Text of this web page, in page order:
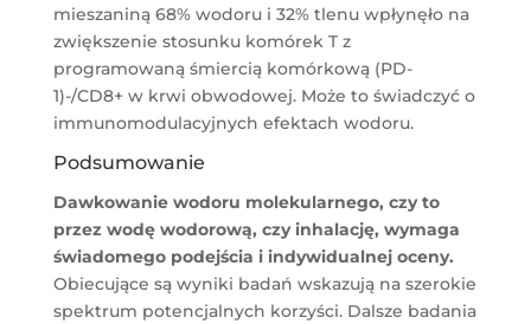
mieszaniną 68% wodoru i 32% tlenu wpłynęło na
zwiększenie stosunku komórek T z
programowaną śmiercią komórkową (PD-
1)-/CD8+ w krwi obwodowej. Może to świadczyć o
immunomodulacyjnych efektach wodoru.
Podsumowanie
Dawkowanie wodoru molekularnego, czy to
przez wodę wodorową, czy inhalację, wymaga
świadomego podejścia i indywidualnej oceny.
Obiecujące są wyniki badań wskazują na szerokie
spektrum potencjalnych korzyści. Dalsze badania